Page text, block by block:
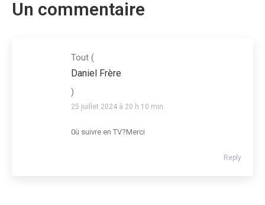
Un commentaire
Tout (
Daniel Frère
)
25 juillet 2024 à 20 h 10 min
0ù suivre en TV?Merci
Reply